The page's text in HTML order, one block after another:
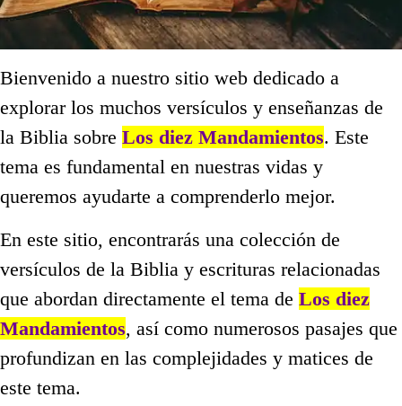
Bienvenido a nuestro sitio web dedicado a
explorar los muchos versículos y enseñanzas de
la Biblia sobre Los diez Mandamientos. Este
tema es fundamental en nuestras vidas y
queremos ayudarte a comprenderlo mejor.
En este sitio, encontrarás una colección de
versículos de la Biblia y escrituras relacionadas
que abordan directamente el tema de Los diez
Mandamientos, así como numerosos pasajes que
profundizan en las complejidades y matices de
este tema.